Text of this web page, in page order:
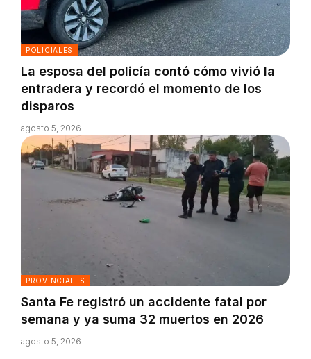
POLICIALES
La esposa del policía contó cómo vivió la
entradera y recordó el momento de los
disparos
agosto 5, 2026
PROVINCIALES
Santa Fe registró un accidente fatal por
semana y ya suma 32 muertos en 2026
agosto 5, 2026